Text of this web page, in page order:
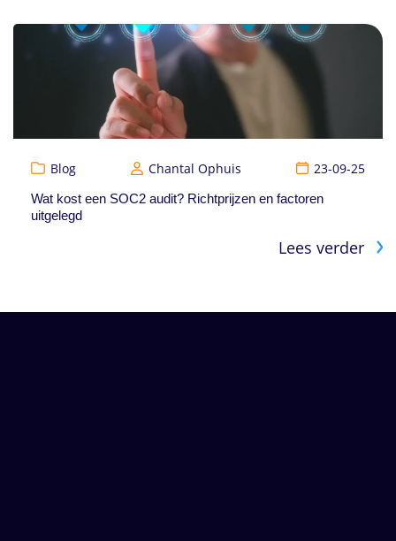
Blog Chantal Ophuis 23-09-25
Wat kost een SOC2 audit? Richtprijzen en factoren
uitgelegd
Lees verder